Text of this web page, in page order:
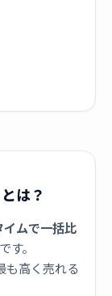
は？
ムで一括比
す。
も高く売れる